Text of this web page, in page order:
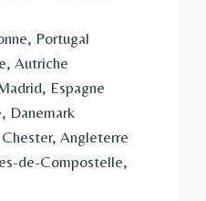
Portugal
Autriche
Espagne
Danemark
Angleterre
de-Compostelle,